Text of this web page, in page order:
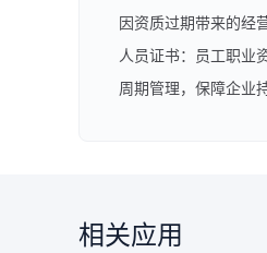
因资质过期带来的经
人员证书：员工职业
周期管理，保障企业
相关应用